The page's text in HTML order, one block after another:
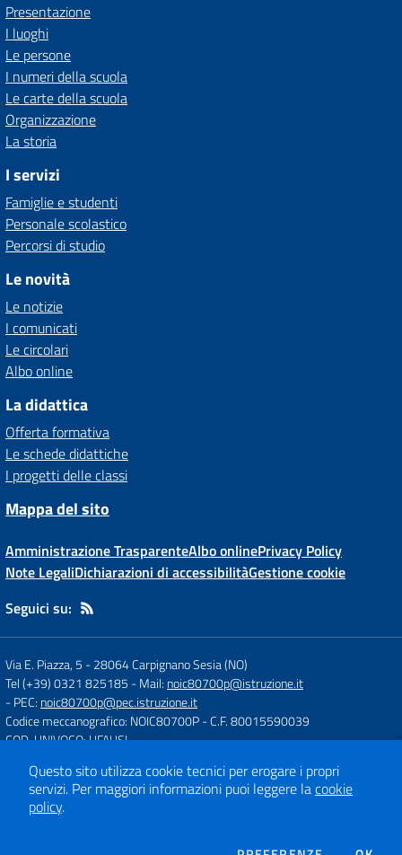
Presentazione
I luoghi
Le persone
I numeri della scuola
Le carte della scuola
Organizzazione
La storia
I servizi
Famiglie e studenti
Personale scolastico
Percorsi di studio
Le novità
Le notizie
I comunicati
Le circolari
Albo online
La didattica
Offerta formativa
Le schede didattiche
I progetti delle classi
Mappa del sito
Amministrazione TrasparenteAlbo onlinePrivacy Policy
Note LegaliDichiarazioni di accessibilitàGestione cookie
Seguici su:
Via E. Piazza, 5 -28064 Carpignano Sesia (NO)
Tel (+39) 0321 825185 - Mail: noic80700p@istruzione.it
- PEC: noic80700p@pec.istruzione.it
Codice meccanografico: NOIC80700P- C.F. 80015590039
COD. UNIVOCO: UFAUSI
Concept & Design by
Designers Italia
Questo sito utilizza cookie tecnici per erogare i propri
servizi. Per maggiori informazioni puoi leggere lacookie
policy.